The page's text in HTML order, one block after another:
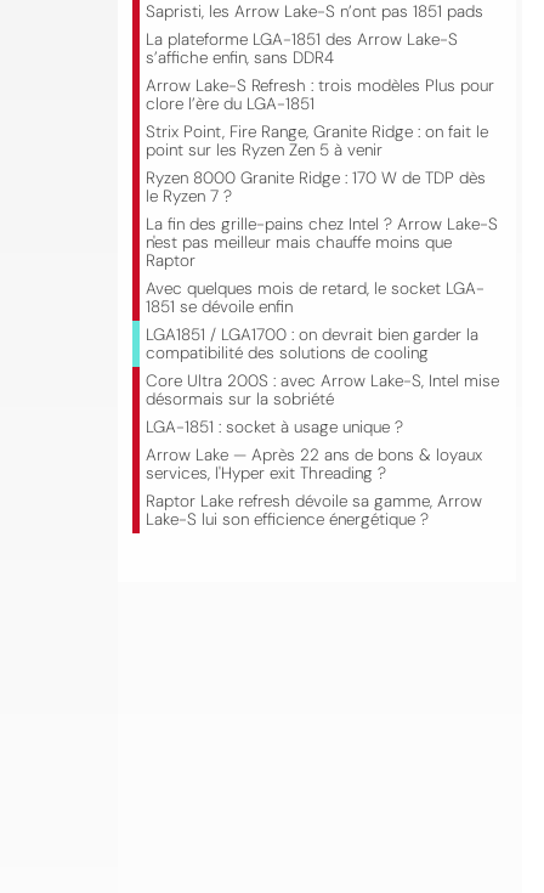
Sapristi, les Arrow Lake-S n’ont pas 1851 pads
La plateforme LGA-1851 des Arrow Lake-S
s’affiche enfin, sans DDR4
Arrow Lake-S Refresh : trois modèles Plus pour
clore l’ère du LGA-1851
Strix Point, Fire Range, Granite Ridge : on fait le
point sur les Ryzen Zen 5 à venir
Ryzen 8000 Granite Ridge : 170 W de TDP dès
le Ryzen 7 ?
La fin des grille-pains chez Intel ? Arrow Lake-S
n'est pas meilleur mais chauffe moins que
Raptor
Avec quelques mois de retard, le socket LGA-
1851 se dévoile enfin
LGA1851 / LGA1700 : on devrait bien garder la
compatibilité des solutions de cooling
Core Ultra 200S : avec Arrow Lake-S, Intel mise
désormais sur la sobriété
LGA-1851 : socket à usage unique ?
Arrow Lake — Après 22 ans de bons & loyaux
services, l'Hyper exit Threading ?
Raptor Lake refresh dévoile sa gamme, Arrow
Lake-S lui son efficience énergétique ?